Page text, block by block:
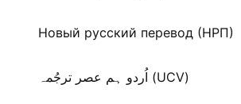
Новый русский перевод (НРП)
اُردو ہم عصر ترجُمہ (UCV)